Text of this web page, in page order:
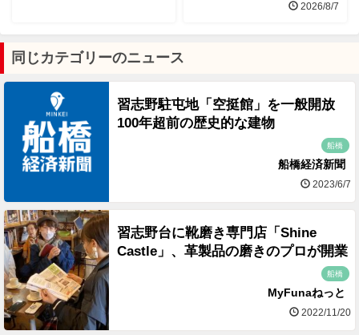
2026/8/7
同じカテゴリーのニュース
習志野駐屯地「空挺館」を一般開放
100年超前の歴史的な建物
船橋
船橋経済新聞
2023/6/7
習志野台に靴磨き専門店「Shine
Castle」、革製品の磨きのプロが開業
船橋
MyFunaねっと
2022/11/20